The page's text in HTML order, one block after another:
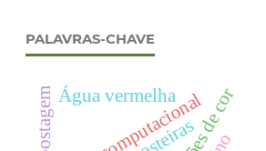
PALAVRAS-CHAVE
Água vermelha